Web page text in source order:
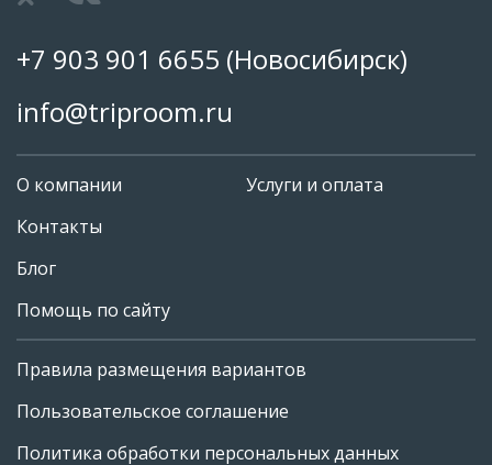
+7 903 901 6655
+7 903 901 6655 (Новосибирск)
info@triproom.ru
О компании
Контакты
Блог
Помощь по сайту
Услуги и оплата
Правила размещения вариантов
Пользовательское соглашение
Политика обработки персональных данных